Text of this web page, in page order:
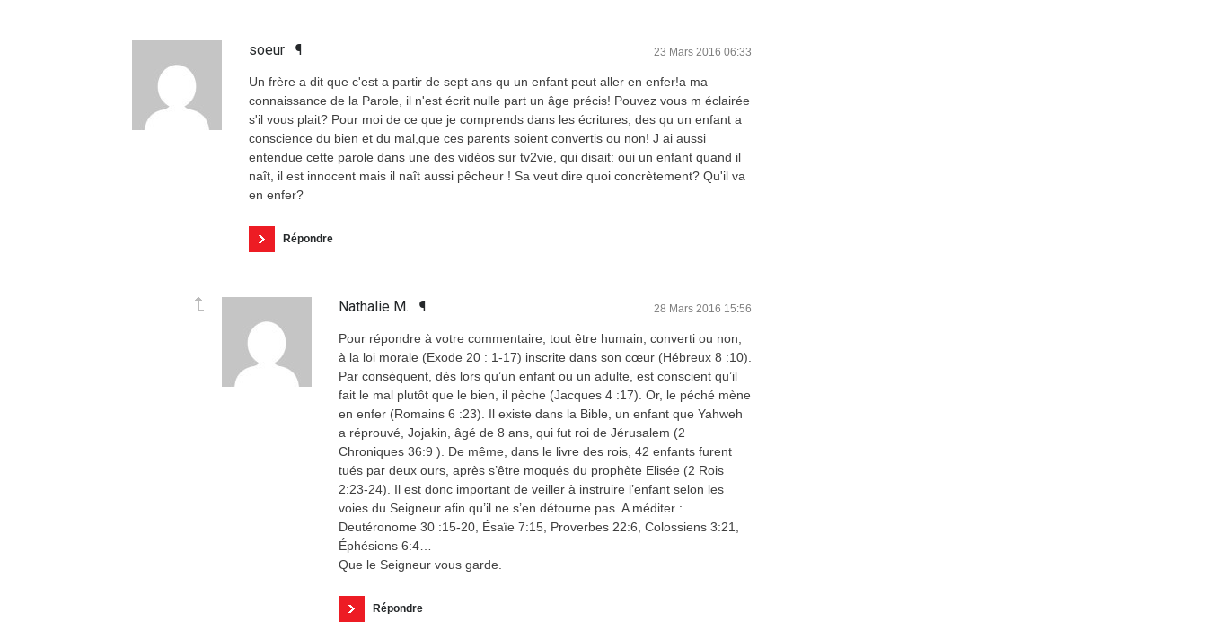
soeur ¶ 23 Mars 2016 06:33
Un frère a dit que c'est a partir de sept ans qu un enfant peut aller en enfer!a ma
connaissance de la Parole, il n'est écrit nulle part un âge précis! Pouvez vous m éclairée
s'il vous plait? Pour moi de ce que je comprends dans les écritures, des qu un enfant a
conscience du bien et du mal,que ces parents soient convertis ou non! J ai aussi
entendue cette parole dans une des vidéos sur tv2vie, qui disait: oui un enfant quand il
naît, il est innocent mais il naît aussi pêcheur ! Sa veut dire quoi concrètement? Qu'il va
en enfer?
Répondre
Nathalie M. ¶ 28 Mars 2016 15:56
Pour répondre à votre commentaire, tout être humain, converti ou non,
à la loi morale (Exode 20 : 1-17) inscrite dans son cœur (Hébreux 8 :10).
Par conséquent, dès lors qu’un enfant ou un adulte, est conscient qu’il
fait le mal plutôt que le bien, il pèche (Jacques 4 :17). Or, le péché mène
en enfer (Romains 6 :23). Il existe dans la Bible, un enfant que Yahweh
a réprouvé, Jojakin, âgé de 8 ans, qui fut roi de Jérusalem (2
Chroniques 36:9 ). De même, dans le livre des rois, 42 enfants furent
tués par deux ours, après s’être moqués du prophète Elisée (2 Rois
2:23-24). Il est donc important de veiller à instruire l’enfant selon les
voies du Seigneur afin qu’il ne s’en détourne pas. A méditer :
Deutéronome 30 :15-20, Ésaïe 7:15, Proverbes 22:6, Colossiens 3:21,
Éphésiens 6:4…
Que le Seigneur vous garde.
Répondre